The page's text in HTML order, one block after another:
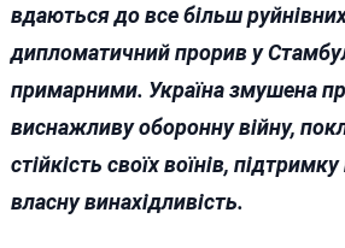
вдаються до все більш руйнівних
дипломатичний прорив у
примарними. Україна змушена
виснажливу оборонну війну,
стійкість своїх воїнів,
власну винахідливість.